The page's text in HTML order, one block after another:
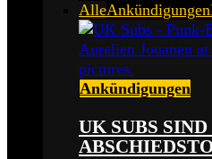
AlleAnkündigungen
Ankündigungen
UK SUBS